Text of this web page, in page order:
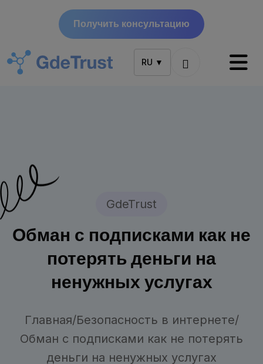
Получить консультацию
RU ▼
GdeTrust
Обман с подписками как не
потерять деньги на
ненужных услугах
Главная/Безопасность в интернете/
Обман с подписками как не потерять
деньги на ненужных услугах